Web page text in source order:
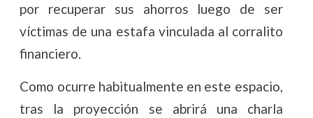
por recuperar sus ahorros luego de ser
víctimas de una estafa vinculada al corralito
financiero.
Como ocurre habitualmente en este espacio,
tras la proyección se abrirá una charla